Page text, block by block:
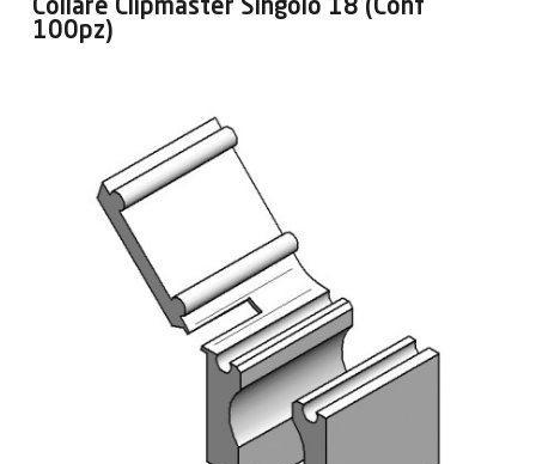
Collare Clipmaster Singolo 18 (Conf
100pz)